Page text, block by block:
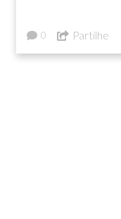
0 Partilhe